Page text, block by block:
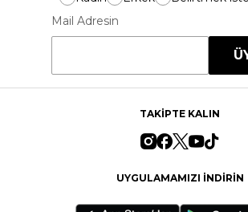
Mail Adresin
TAKİPTE KALIN
UYGULAMAMIZI İNDİRİN